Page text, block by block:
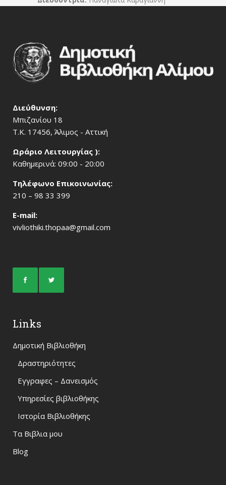
Διεύθυνση:
Μπιζανίου 18
Τ.Κ. 17456, Άλιμος - Αττική
Ωράριο Λειτουργίας ):
Καθημερινά: 09:00 - 20:00
Τηλέφωνο Επικοινωνίας:
210 – 98 33 399
Ε-mail:
vivliothiki.thopaa@gmail.com
Links
Δημοτική Βιβλιοθήκη
Δραστηριότητες
Εγγραφες – Δανεισμός
Υπηρεσίες βιβλιοθήκης
Ιστορία Βιβλιοθήκης
Τα Βιβλια μου
Blog